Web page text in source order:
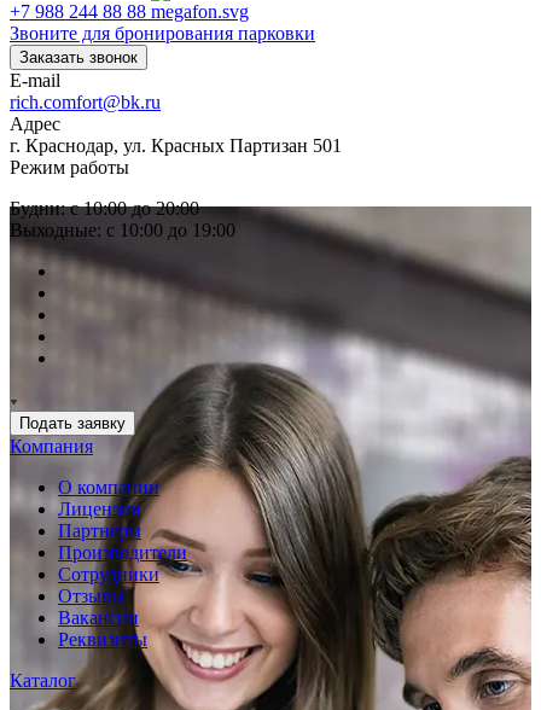
+7 988 244 88 88
Звоните для бронирования парковки
Заказать звонок
E-mail
rich.comfort@bk.ru
Адрес
г. Краснодар, ул. Красных Партизан 501
Режим работы
Будни: с 10:00 до 20:00
Выходные: с 10:00 до 19:00
Подать заявку
Компания
О компании
Лицензии
Партнеры
Производители
Сотрудники
Отзывы
Вакансии
Реквизиты
Каталог